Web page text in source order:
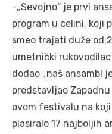
-„Sevojno“ je prvi
program u celini, koji
smeo trajati duže od
umetnički rukovodilac
dodao „naš ansambl
predstavljao
ovom festivalu na
plasiralo 17 najboljih